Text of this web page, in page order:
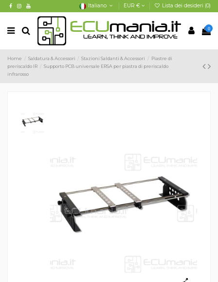
Italiano EUR € Lista dei desideri (0)
0
Home Saldatura & Accessori Stazioni Saldanti & Accessori
Piastre di
preriscaldo IR
Supporto PCB universale ERSA per piastra di preriscaldo
infrarosso